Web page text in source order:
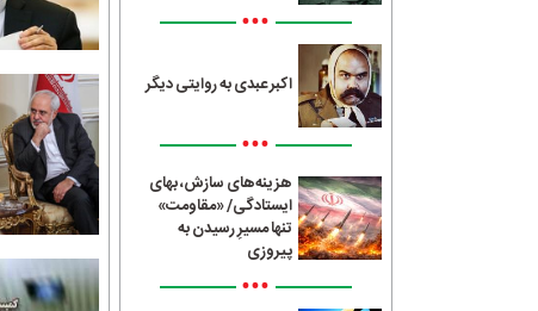
•••
اکبر عبدی به روایتی دیگر
•••
هزینه‌های سازش، بهای
ایستادگی/ «مقاومت»
تنها مسیرِ رسیدن به
پیروزی
•••